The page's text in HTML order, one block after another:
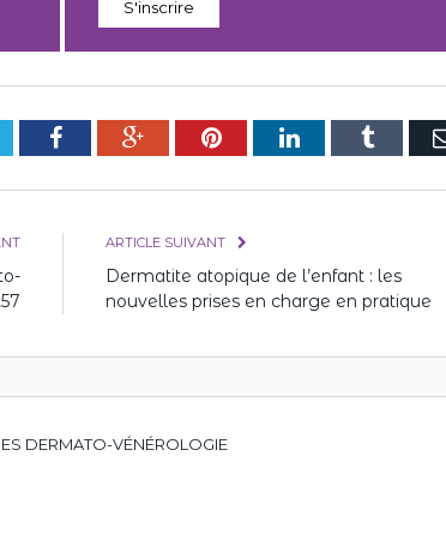
S'inscrire
FacebookGoogle+PinterestLinkedInTumblr
ARTICLE SUIVANT
Dermatite atopique de l’enfant : les
nouvelles prises en charge en pratique
DERMATO-VÉNÉROLOGIE